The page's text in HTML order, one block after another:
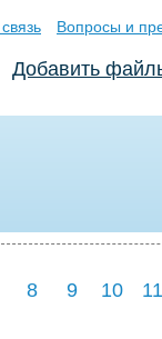
Вопросы и
Добавить
8 9 10 11